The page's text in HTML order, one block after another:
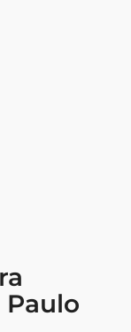
Paulo